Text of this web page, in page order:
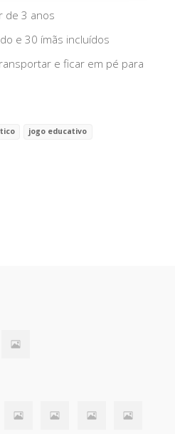
de 3 anos
e 30 ímãs incluídos
e ficar em pé para
jogo educativo